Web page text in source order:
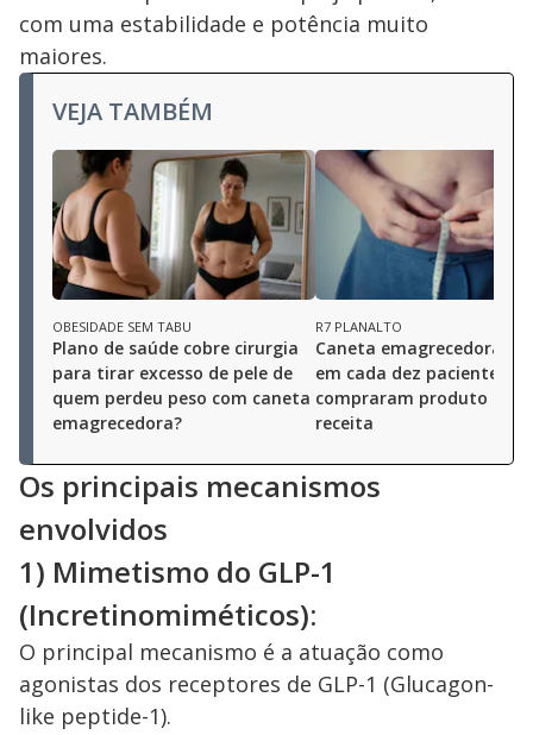
com uma estabilidade e potência muito
maiores.
VEJA TAMBÉM
OBESIDADE SEM TABU
Plano de saúde cobre cirurgia
para tirar excesso de pele de
quem perdeu peso com caneta
emagrecedora?
R7 PLANALTO
Caneta emagrecedora:
em cada dez pacientes já
compraram produto sem
receita
Os principais mecanismos
envolvidos
1) Mimetismo do GLP-1
(Incretinomiméticos):
O principal mecanismo é a atuação como
agonistas dos receptores de GLP-1 (Glucagon-
like peptide-1).